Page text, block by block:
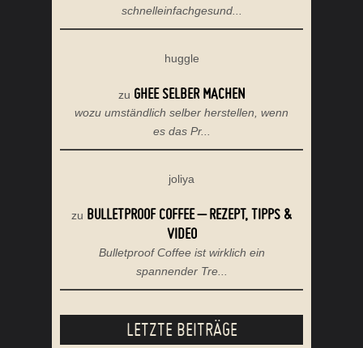
schnelleinfachgesund...
huggle
zu GHEE SELBER MACHEN
wozu umständlich selber herstellen, wenn
es das Pr...
joliya
zu BULLETPROOF COFFEE – REZEPT, TIPPS &
VIDEO
Bulletproof Coffee ist wirklich ein
spannender Tre...
LETZTE BEITRÄGE